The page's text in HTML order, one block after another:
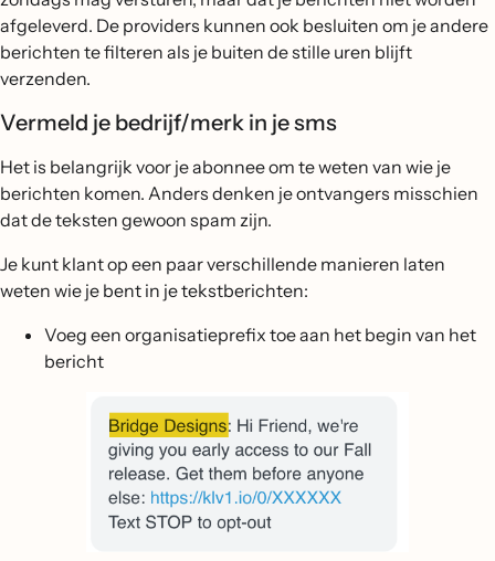
afgeleverd. De providers kunnen ook besluiten om je andere
berichten te filteren als je buiten de stille uren blijft
verzenden.
Vermeld je bedrijf/merk in je sms
Het is belangrijk voor je abonnee om te weten van wie je
berichten komen. Anders denken je ontvangers misschien
dat de teksten gewoon spam zijn.
Je kunt klant op een paar verschillende manieren laten
weten wie je bent in je tekstberichten:
Voeg een organisatieprefix toe aan het begin van het
bericht